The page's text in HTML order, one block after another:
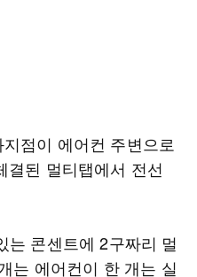
점이 에어컨 주변으로
결된 멀티탭에서 전선
는 콘센트에 2구짜리 멀
는 에어컨이 한 개는 실